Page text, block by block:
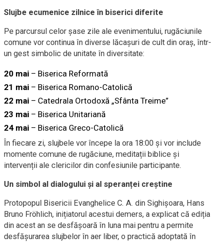
Slujbe ecumenice zilnice în biserici diferite
Pe parcursul celor șase zile ale evenimentului, rugăciunile
comune vor continua în diverse lăcașuri de cult din oraș, într-
un gest simbolic de unitate în diversitate:
20 mai – Biserica Reformată
21 mai – Biserica Romano-Catolică
22 mai – Catedrala Ortodoxă „Sfânta Treime”
23 mai – Biserica Unitariană
24 mai – Biserica Greco-Catolică
În fiecare zi, slujbele vor începe la ora 18:00 și vor include
momente comune de rugăciune, meditații biblice și
intervenții ale clericilor din confesiunile participante.
Un simbol al dialogului și al speranței creștine
Protopopul Bisericii Evanghelice C. A. din Sighișoara, Hans
Bruno Fröhlich, inițiatorul acestui demers, a explicat că ediția
din acest an se desfășoară în luna mai pentru a permite
desfășurarea slujbelor în aer liber, o practică adoptată în